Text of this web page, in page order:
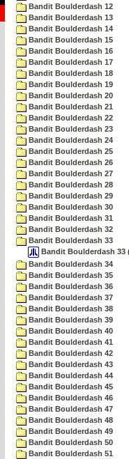
Bandit Boulderdash 12
Bandit Boulderdash 13
Bandit Boulderdash 14
Bandit Boulderdash 15
Bandit Boulderdash 16
Bandit Boulderdash 17
Bandit Boulderdash 18
Bandit Boulderdash 19
Bandit Boulderdash 20
Bandit Boulderdash 21
Bandit Boulderdash 22
Bandit Boulderdash 23
Bandit Boulderdash 24
Bandit Boulderdash 25
Bandit Boulderdash 26
Bandit Boulderdash 27
Bandit Boulderdash 28
Bandit Boulderdash 29
Bandit Boulderdash 30
Bandit Boulderdash 31
Bandit Boulderdash 32
Bandit Boulderdash 33
Bandit Boulderdash 33
Bandit Boulderdash 34
Bandit Boulderdash 35
Bandit Boulderdash 36
Bandit Boulderdash 37
Bandit Boulderdash 38
Bandit Boulderdash 39
Bandit Boulderdash 40
Bandit Boulderdash 41
Bandit Boulderdash 42
Bandit Boulderdash 43
Bandit Boulderdash 44
Bandit Boulderdash 45
Bandit Boulderdash 46
Bandit Boulderdash 47
Bandit Boulderdash 48
Bandit Boulderdash 49
Bandit Boulderdash 50
Bandit Boulderdash 51